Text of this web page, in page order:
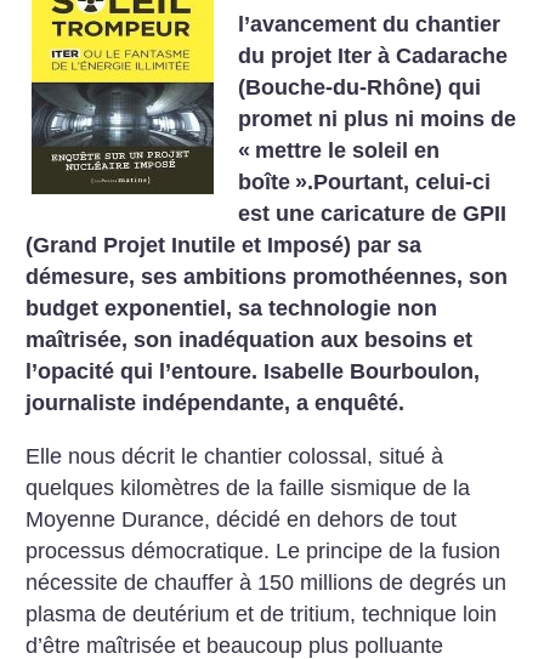
l’avancement du chantier
du projet Iter à Cadarache
(Bouche-du-Rhône) qui
promet ni plus ni moins de
« mettre le soleil en
boîte ».Pourtant, celui-ci
est une caricature de GPII
(Grand Projet Inutile et Imposé) par sa
démesure, ses ambitions promothéennes, son
budget exponentiel, sa technologie non
maîtrisée, son inadéquation aux besoins et
l’opacité qui l’entoure. Isabelle Bourboulon,
journaliste indépendante, a enquêté.
Elle nous décrit le chantier colossal, situé à
quelques kilomètres de la faille sismique de la
Moyenne Durance, décidé en dehors de tout
processus démocratique. Le principe de la fusion
nécessite de chauffer à 150 millions de degrés un
plasma de deutérium et de tritium, technique loin
d’être maîtrisée et beaucoup plus polluante